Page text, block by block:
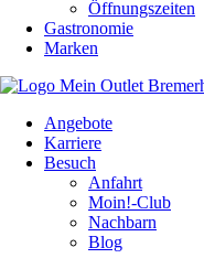
Öffnungszeiten
Gastronomie
Marken
Angebote
Karriere
Besuch
Anfahrt
Moin!-Club
Nachbarn
Blog